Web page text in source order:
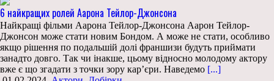
6 найкращих ролей Аарона Тейлор-Джонсона
Найкращі фільми Аарона Тейлор-Джонсона Аарон Тейлор-
Джонсон може стати новим Бондом. А може не стати, особливо
якщо рішення по подальшій долі франшизи будуть приймати
занадто довго. Так чи інакше, цьому відносно молодому актору
вже є що згадати з точки зору кар’єри. Наведемо [...]